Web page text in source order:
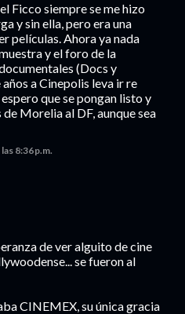
Ficco siempre se me hizo
y sin ella, pero era una
películas. Ahora ya nada
y el foro de la
(Docs y
a Cinepolis leva ir re
que se pongan listo y
Morelia al DF, aunque sea
8:36 p.m.
de ver alguito de cine
se fueron al
CINEMEX, su única gracia